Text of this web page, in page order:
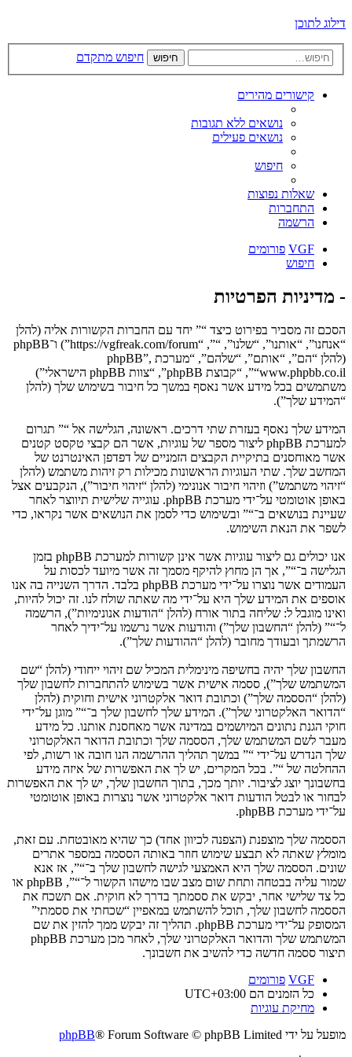
דילוג לתוכן
חיפוש חיפוש מתקדם
קישורים מהירים
נושאים ללא תגובות
נושאים פעילים
חיפוש
שאלות נפוצות
התחברות
הרשמה
VGF פורומים
חיפוש
- מדיניות הפרטיות
הסכם זה מסביר בפירוט כיצד “” יחד עם החברות הקשורות אליה (להלן
“אנחנו”, “אותנו”, “שלנו”, “”, “https://vgfreak.com/forum”) ו־phpBB
(להלן “הם”, “אותם”, “שלהם”, “מערכת phpBB”,
“www.phpbb.co.il”, “קבוצת phpBB”, “צוות phpBB הישראלי”)
משתמשים בכל מידע אשר נאסף במשך כל חיבור בשימוש שלך (להלן
“המידע שלך”).
המידע שלך נאסף בעזרת שתי דרכים. ראשונה, הגלישה אל “” תגרום
למערכת phpBB ליצור מספר של עוגיות, אשר הם קבצי טקסט קטנים
אשר מאוחסנים בתיקיית הקבצים הזמניים של דפדפן האינטרנט של
המחשב שלך. שתי העוגיות הראשונות מכילות רק זיהות משתמש (להלן
“זיהוי משתמש”) וזיהוי חיבור אנונימי (להלן “זיהוי חיבור”), הנקבעים אצל
באופן אוטומטי על־ידי מערכת phpBB. עוגייה שלישית תיווצר לאחר
שעיינת בנושאים ב־“” ובשימוש כדי לסמן את הנושאים אשר נקראו, כדי
לשפר את הנאת השימוש.
אנו יכולים גם ליצור עוגיות אשר אינן קשורות למערכת phpBB בזמן
הגלישה ב־“”, אך הן מחוץ להיקף מסמך זה אשר מיועד לכסות על
העמודים אשר נוצרו על־ידי מערכת phpBB בלבד. הדרך השנייה בה אנו
אוספים את המידע שלך היא על־ידי מה שאתה שולח לנו. זה יכול להיות,
ואינו מוגבל ל: שליחה בתור אורח (להלן “הודעות אנונימיות”), הרשמה
ל־“” (להלן “החשבון שלך”) והודעות אשר נרשמו על־ידיך לאחר
הרשמתך ובעודך מחובר (להלן “ההודעות שלך”).
החשבון שלך יהיה בחשיפה מינימלית המכיל שם זיהוי ייחודי (להלן “שם
המשתמש שלך”), ססמה אישית אשר בשימוש להתחברות לחשבון שלך
(להלן “הססמה שלך”) וכתובת דואר אלקטרוני אישית וחוקית (להלן
“הדואר האלקטרוני שלך”). המידע שלך לחשבון שלך ב־“” מוגן על־ידי
חוקי הגנת נתונים המיושמים במדינה אשר מאחסנת אותנו. כל מידע
מעבר לשם המשתמש שלך, הססמה שלך וכתובת הדואר האלקטרוני
שלך הנדרש על־ידי “” במשך תהליך ההרשמה הנו חובה או רשות, לפי
ההחלטה של “”. בכל המקרים, יש לך את האפשרות של איזה מידע
בחשבונך יוצג לציבור. יותך מכך, בתוך החשבון שלך, יש לך את האפשרות
לבחור או לבטל הודעות דואר אלקטרוני אשר נוצרות באופן אוטומטי
על־ידי מערכת phpBB.
הססמה שלך מוצפנת (הצפנה לכיוון אחד) כך שהיא מאובטחת. עם זאת,
מומלץ שאתה לא תבצע שימוש חוזר באותה הססמה במספר אתרים
שונים. הססמה שלך היא האמצעי לגישה לחשבון שלך ב־“”, אז אנא
שמור עליה בבטחה ותחת שום מצב שבו מישהו הקשור ל־“”, phpBB או
כל צד שלישי אחר, יבקש את ססמתך בדרך לא חוקית. אם תשכח את
הססמה לחשבון שלך, תוכל להשתמש במאפיין “שכחתי את ססמתי”
המסופק על־ידי מערכת phpBB. תהליך זה יבקש ממך להזין את שם
המשתמש שלך והדואר האלקטרוני שלך, לאחר מכן מערכת phpBB
תיצור ססמה חדשה כדי להשיב את חשבונך.
VGF פורומים
כל הזמנים הם UTC+03:00
מחיקת עוגיות
מופעל על ידי
phpBB® Forum Software © phpBB Limited